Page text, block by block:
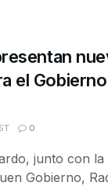
el Gobierno
0
junto con la
Gobierno,